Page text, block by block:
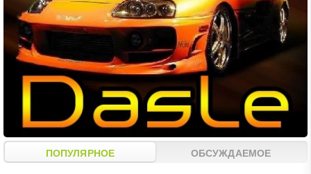
ПОПУЛЯРНОЕ ОБСУЖДАЕМОЕ